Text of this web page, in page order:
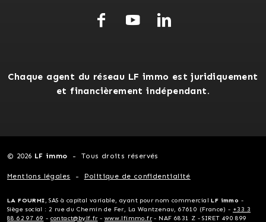
Chaque agent du réseau LF immo est juridiquement
et financièrement indépendant.
© 2026 LF immo Tous droits réservés
Mentions légales Politique de confidentialité
LA FOURMI, SAS à capital variable, ayant pour nom commercialLF immo -
Siège social : 2 rue du Chemin de Fer, La Wantzenau, 67610 (France) - +33 3
88 62 97 69 - contact@bylf.fr- www.lfimmo.fr- NAF 6831 Z - SIRET 490 899